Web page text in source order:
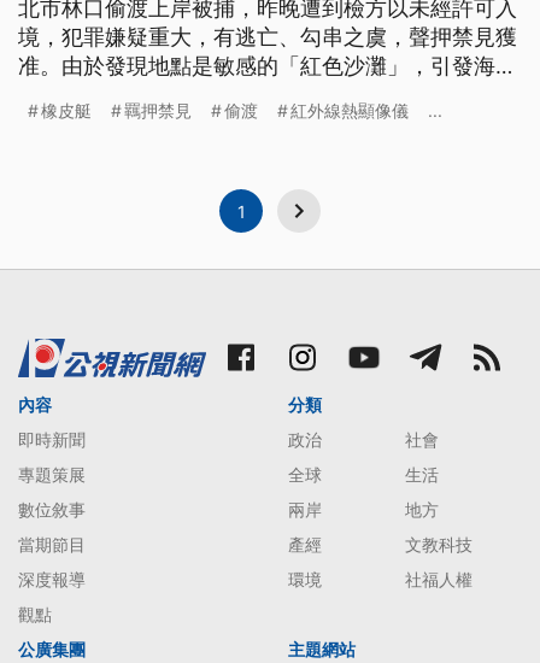
北市林口偷渡上岸被捕，昨晚遭到檢方以未經許可入
境，犯罪嫌疑重大，有逃亡、勾串之虞，聲押禁見獲
准。由於發現地點是敏感的「紅色沙灘」，引發海防
巡無人為疏失，會大幅提升情監偵系統以及無人機系
橡皮艇 羈押禁見 偷渡 紅外線熱顯像儀 ...
1
內容
即時新聞
專題策展
數位敘事
當期節目
深度報導
觀點
分類
政治
社會
全球
生活
兩岸
地方
產經
文教科技
環境
社福人權
公廣集團
主題網站